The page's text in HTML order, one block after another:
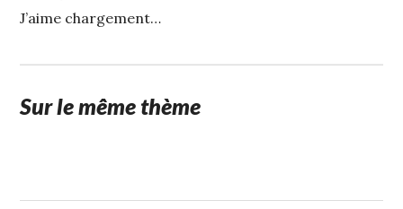
J’aime chargement…
Sur le même thème